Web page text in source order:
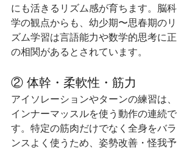
にも活きるリズム感が育ちます。脳科
学の観点からも、幼少期〜思春期のリ
ズム学習は言語能力や数学的思考に正
の相関があるとされています。
② 体幹・柔軟性・筋力
アイソレーションやターンの練習は、
インナーマッスルを使う動作の連続で
す。特定の筋肉だけでなく全身をバラ
ンスよく使うため、姿勢改善・怪我予